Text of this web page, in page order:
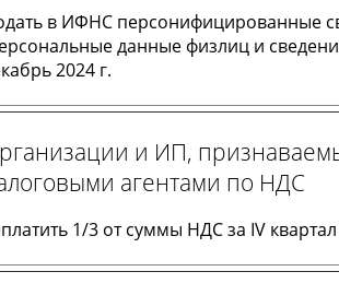
в ИФНС персонифицированные
данные физлиц и
2024 г.
и ИП,
агентами по НДС
1/3 от суммы НДС за IV квартал